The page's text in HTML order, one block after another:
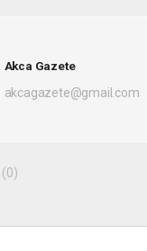
Akca Gazete
akcagazete@gmail.com
(0)